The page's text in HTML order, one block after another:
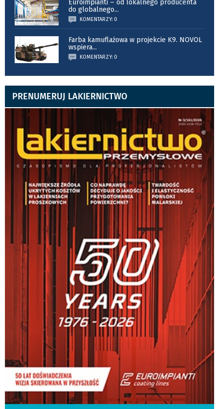
Euroimpianti – od lokalnego producenta
do globalnego...
KOMENTARZY: 0
Farba kamuflażowa w projekcie K9. NOVOL
wspiera...
KOMENTARZY: 0
PRENUMERUJ LAKIERNICTWO